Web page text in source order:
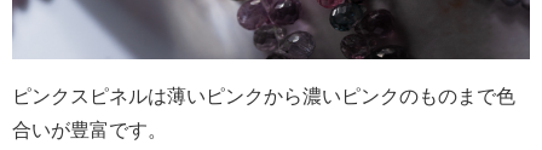
ピンクスピネルは薄いピンクから濃いピンクのものまで色
合いが豊富です。